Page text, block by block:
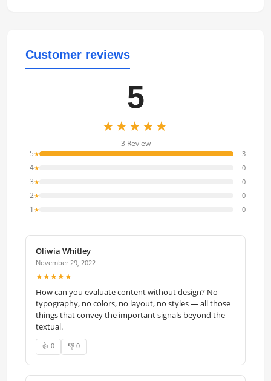
Customer reviews
5
★★★★★
3 Review
5★ 3
4★ 0
3★ 0
2★ 0
1 ★ 0
Oliwia Whitley
November 29, 2022
★★★★★
How can you evaluate content without design? No
typography, no colors, no layout, no styles — all those
things that convey the important signals beyond the
textual.
👍 0 👎 0